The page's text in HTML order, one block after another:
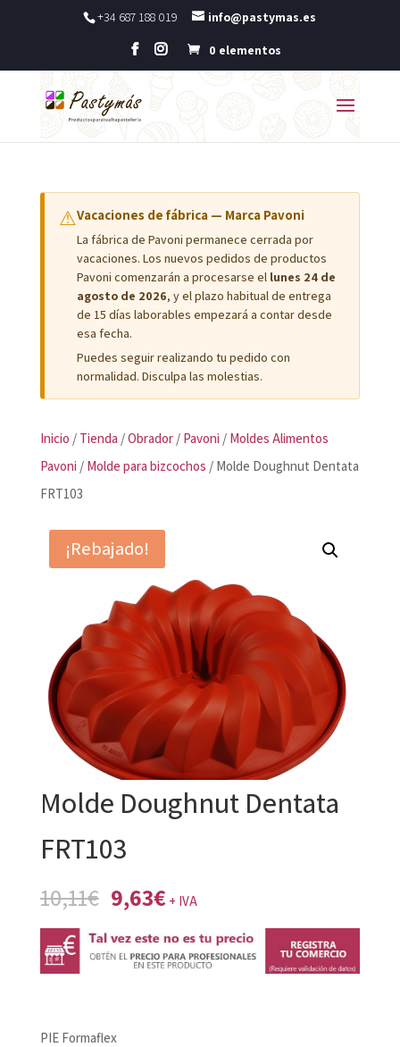
+34 687 188 019 info@pastymas.es
0 elementos
⚠Vacaciones de fábrica — Marca Pavoni
La fábrica de Pavoni permanece cerrada por
vacaciones. Los nuevos pedidos de productos
Pavoni comenzarán a procesarse el lunes 24 de
agosto de 2026, y el plazo habitual de entrega
de 15 días laborables empezará a contar desde
esa fecha.
Puedes seguir realizando tu pedido con
normalidad. Disculpa las molestias.
Inicio / Tienda /Obrador/ Pavoni / Moldes Alimentos
Pavoni / Molde para bizcochos / Molde Doughnut Dentata
FRT103
¡Rebajado!
Molde Doughnut Dentata
FRT103
10,11€ El
original
era:
9,63€El
actual
es:
+ IVA
PIE Formaflex